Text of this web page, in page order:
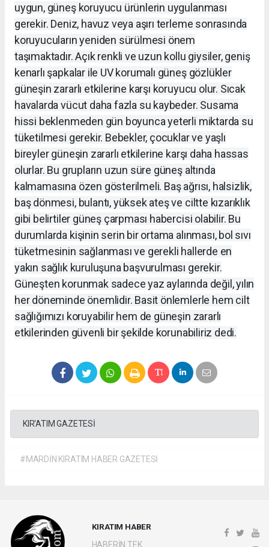
uygun, güneş koruyucu ürünlerin uygulanması
gerekir. Deniz, havuz veya aşırı terleme sonrasında
koruyucuların yeniden sürülmesi önem
taşımaktadır. Açık renkli ve uzun kollu giysiler, geniş
kenarlı şapkalar ile UV korumalı güneş gözlükler
güneşin zararlı etkilerine karşı koruyucu olur. Sıcak
havalarda vücut daha fazla su kaybeder. Susama
hissi beklenmeden gün boyunca yeterli miktarda su
tüketilmesi gerekir. Bebekler, çocuklar ve yaşlı
bireyler güneşin zararlı etkilerine karşı daha hassas
olurlar. Bu grupların uzun süre güneş altında
kalmamasına özen gösterilmeli. Baş ağrısı, halsizlik,
baş dönmesi, bulantı, yüksek ateş ve ciltte kızarıklık
gibi belirtiler güneş çarpması habercisi olabilir. Bu
durumlarda kişinin serin bir ortama alınması, bol sıvı
tüketmesinin sağlanması ve gerekli hallerde en
yakın sağlık kuruluşuna başvurulması gerekir.
Güneşten korunmak sadece yaz aylarında değil, yılın
her döneminde önemlidir. Basit önlemlerle hem cilt
sağlığımızı koruyabilir hem de güneşin zararlı
etkilerinden güvenli bir şekilde korunabiliriz dedi.
KIR'ATIM GAZETESİ
#MARDİN KIRATIM HABER GAZETESİ
KIRATIM HABER
HABERİN TEK